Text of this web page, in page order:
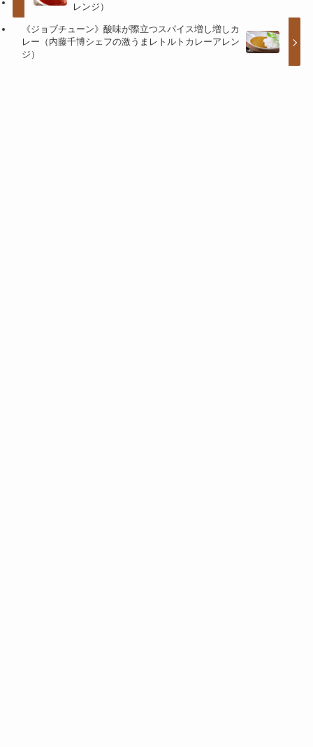
レンジ）
《ジョブチューン》酸味が際立つスパイス増し増しカ
レー（内藤千博シェフの激うまレトルトカレーアレン
ジ）